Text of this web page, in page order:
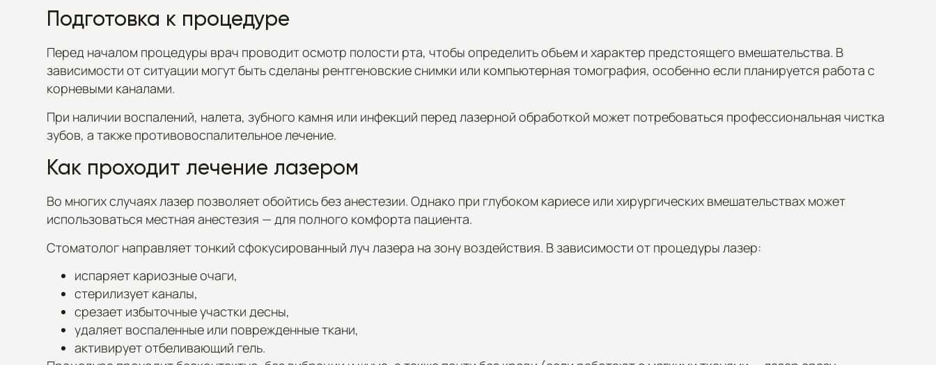
Подготовка к процедуре
Перед началом процедуры врач проводит осмотр полости рта, чтобы определить объем и характер предстоящего вмешательства. В
зависимости от ситуации могут быть сделаны рентгеновские снимки или компьютерная томография, особенно если планируется работа с
корневыми каналами.
При наличии воспалений, налета, зубного камня или инфекций перед лазерной обработкой может потребоваться профессиональная чистка
зубов, а также противовоспалительное лечение.
Как проходит лечение лазером
Во многих случаях лазер позволяет обойтись без анестезии. Однако при глубоком кариесе или хирургических вмешательствах может
использоваться местная анестезия — для полного комфорта пациента.
Стоматолог направляет тонкий сфокусированный луч лазера на зону воздействия. В зависимости от процедуры лазер:
испаряет кариозные очаги,
стерилизует каналы,
срезает избыточные участки десны,
удаляет воспаленные или поврежденные ткани,
активирует отбеливающий гель.